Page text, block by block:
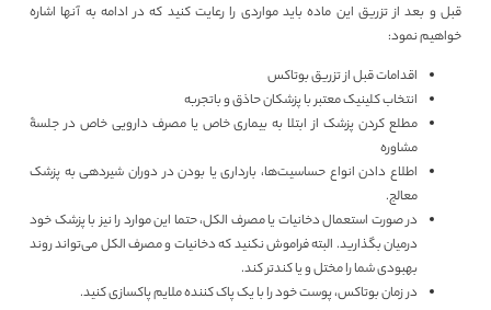
قبل و بعد از تزریق این ماده باید مواردی را رعایت کنید که در ادامه به آنها اشاره
خواهیم نمود:
اقدامات قبل از تزریق بوتاکس
انتخاب کلینیک معتبر با پزشکان حاذق و باتجربه
مطلع کردن پزشک از ابتلا به بیماری خاص یا مصرف دارویی خاص در جلسۀ
مشاوره
اطلاع دادن انواع حساسیت‌ها، بارداری یا بودن در دوران شیردهی به پزشک
معالج.
در صورت استعمال دخانیات یا مصرف الکل، حتما این موارد را نیز با پزشک خود
درمیان بگذارید. البته فراموش نکنید که دخانیات و مصرف الکل می‌تواند روند
بهبودی شما را مختل و یا کندتر کند.
در زمان بوتاکس، پوست خود را با یک پاک کننده ملایم پاکسازی کنید.